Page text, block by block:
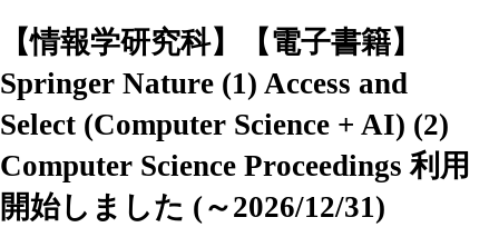
【情報学研究科】【電子書籍】
Springer Nature (1) Access and
Select (Computer Science + AI) (2)
Computer Science Proceedings 利用
開始しました (～2026/12/31)